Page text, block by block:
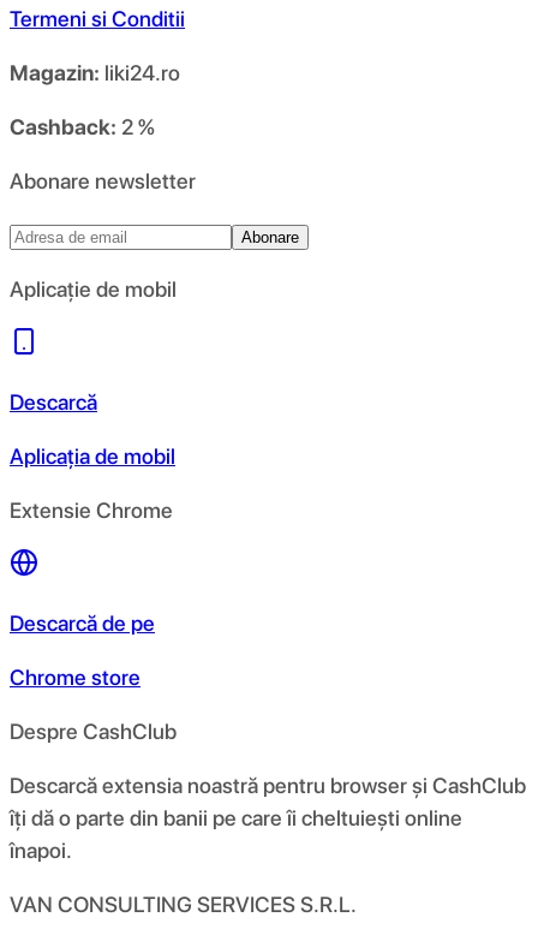
Termeni si Conditii
Magazin: liki24.ro
Cashback: 2 %
Abonare newsletter
Abonare
Aplicație de mobil
Descarcă
Aplicația de mobil
Extensie Chrome
Descarcă de pe
Chrome store
Despre CashClub
Descarcă extensia noastră pentru browser și CashClub
îți dă o parte din banii pe care îi cheltuiești online
înapoi.
VAN CONSULTING SERVICES S.R.L.